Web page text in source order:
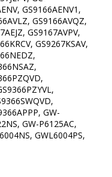
GS9166AENV1,
GS9166AVQZ,
GS9167AVPV,
GS9267KSAV,
GW-
GW-P6125AC,
GWL6004PS,